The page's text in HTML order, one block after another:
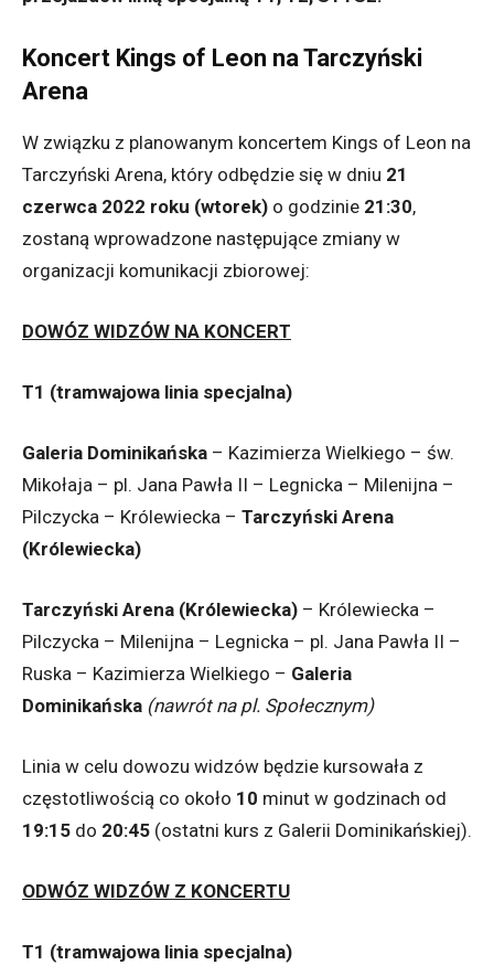
Koncert Kings of Leon na Tarczyński
Arena
W związku z planowanym koncertem Kings of Leon na
Tarczyński Arena, który odbędzie się w dniu 21
czerwca 2022 roku (wtorek) o godzinie 21:30,
zostaną wprowadzone następujące zmiany w
organizacji komunikacji zbiorowej:
DOWÓZ WIDZÓW NA KONCERT
T1 (tramwajowa linia specjalna)
Galeria Dominikańska – Kazimierza Wielkiego – św.
Mikołaja – pl. Jana Pawła II – Legnicka – Milenijna –
Pilczycka – Królewiecka – Tarczyński Arena
(Królewiecka)
Tarczyński Arena (Królewiecka) – Królewiecka –
Pilczycka – Milenijna – Legnicka – pl. Jana Pawła II –
Ruska – Kazimierza Wielkiego – Galeria
Dominikańska (nawrót na pl. Społecznym)
Linia w celu dowozu widzów będzie kursowała z
częstotliwością co około 10 minut w godzinach od
19:15 do 20:45 (ostatni kurs z Galerii Dominikańskiej).
ODWÓZ WIDZÓW Z KONCERTU
T1 (tramwajowa linia specjalna)